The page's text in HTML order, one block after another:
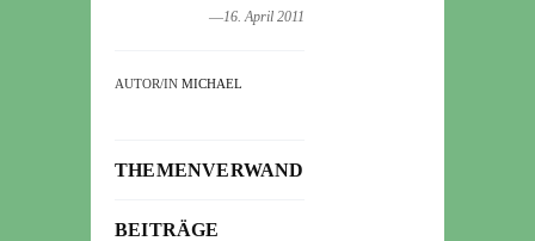
―16. April 2011
AUTOR/IN MICHAEL
THEMENVERWANDTE
BEITRÄGE